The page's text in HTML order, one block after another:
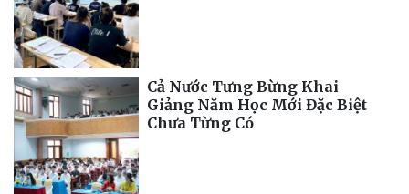
Cả Nước Tưng Bừng Khai
Giảng Năm Học Mới Đặc Biệt
Chưa Từng Có